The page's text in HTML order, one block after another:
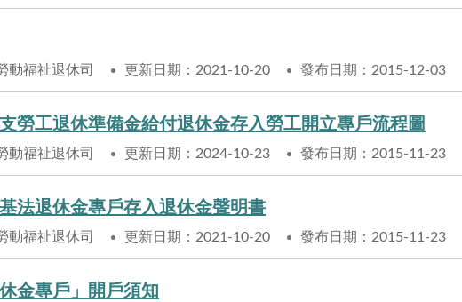
動福祉退休司 更新日期：2021-10-20 發布日期：2015-12-03
勞工退休準備金給付退休金存入勞工開立專戶流程圖
動福祉退休司 更新日期：2024-10-23 發布日期：2015-11-23
法退休金專戶存入退休金聲明書
動福祉退休司 更新日期：2021-10-20 發布日期：2015-11-23
金專戶」開戶須知